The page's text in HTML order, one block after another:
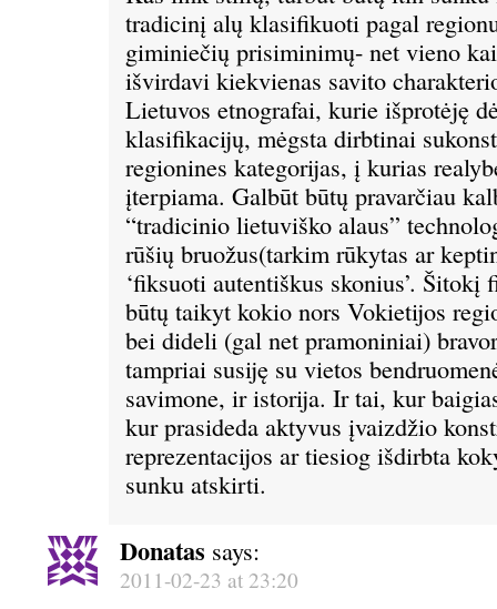
tradicinį alų klasifikuoti pagal
giminiečių prisiminimų- net vieno
išvirdavi kiekvienas savito
Lietuvos etnografai, kurie išprotėję
klasifikacijų, mėgsta dirbtinai
regionines kategorijas, į kurias
įterpiama. Galbūt būtų pravarčiau
“tradicinio lietuviško alaus”
rūšių bruožus(tarkim rūkytas ar
‘fiksuoti autentiškus skonius’. Šitokį
būtų taikyt kokio nors Vokietijos
bei dideli (gal net pramoniniai)
tampriai susiję su vietos
savimone, ir istorija. Ir tai, kur
kur prasideda aktyvus įvaizdžio
reprezentacijos ar tiesiog išdirbta
sunku atskirti.
Donatas says:
2011-02-23 at 23:20